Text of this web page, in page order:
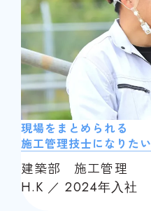
現場をまとめられる
施工管理技士になりたい
建築部 施工管理
H.K ／ 2024年入社